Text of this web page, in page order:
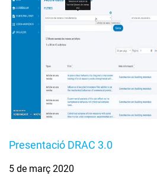
Presentació DRAC 3.0
5 de març 2020